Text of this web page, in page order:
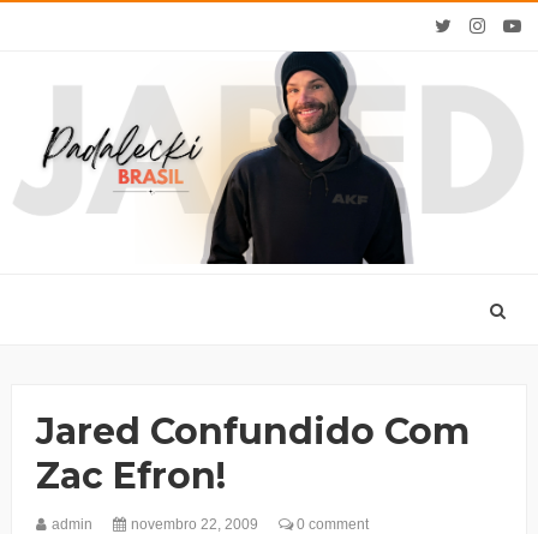
Jared Confundido Com
Zac Efron!
admin novembro 22, 2009 0 comment